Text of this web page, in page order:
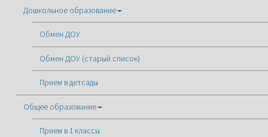
Дошкольное образование
Обмен ДОУ
Обмен ДОУ (старый список)
Прием в детсады
Общее образование
Прием в 1 классы